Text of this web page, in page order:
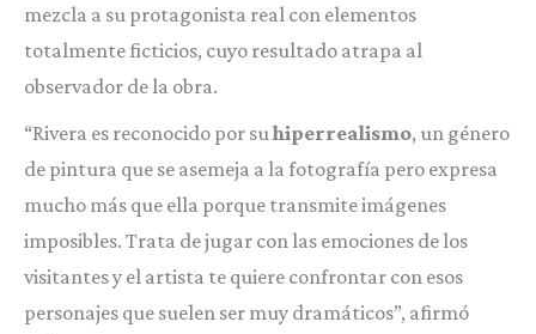
mezcla a su protagonista real con elementos
totalmente ficticios, cuyo resultado atrapa al
observador de la obra.
“Rivera es reconocido por suhiperrealismo, un género
de pintura que se asemeja a la fotografía pero expresa
mucho más que ella porque transmite imágenes
imposibles. Trata de jugar con las emociones de los
visitantes y el artista te quiere confrontar con esos
personajes que suelen ser muy dramáticos”, afirmó